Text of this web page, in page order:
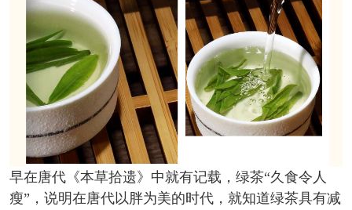
早在唐代《本草拾遗》中就有记载，绿茶“久食令人
瘦”，说明在唐代以胖为美的时代，就知道绿茶具有减